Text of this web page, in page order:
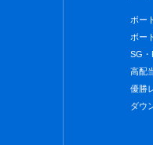
ボー
ボー
SG
高配
優勝
ダウ